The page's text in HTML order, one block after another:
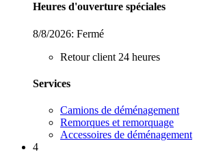
Heures d'ouverture spéciales
8/8/2026: Fermé
Retour client 24 heures
Services
Camions de déménagement
Remorques et remorquage
Accessoires de déménagement
4